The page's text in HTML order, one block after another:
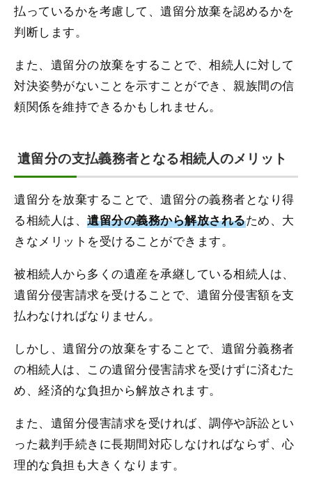
払っているかを考慮して、遺留分放棄を認めるかを
判断します。
また、遺留分の放棄をすることで、相続人に対して
対決姿勢がないことを示すことができ、親族間の信
頼関係を維持できるかもしれません。
遺留分の支払義務者となる相続人のメリット
遺留分を放棄することで、遺留分の義務者となり得
る相続人は、遺留分の義務から解放されるため、大
きなメリットを受けることができます。
被相続人から多くの遺産を承継している相続人は、
遺留分侵害請求を受けることで、遺留分侵害額を支
払わなければなりません。
しかし、遺留分の放棄をすることで、遺留分義務者
の相続人は、この遺留分侵害請求を受けずに済むた
め、経済的な負担から解放されます。
また、遺留分侵害請求を受ければ、調停や訴訟とい
った裁判手続きに長期間対応しなければならず、心
理的な負担も大きくなります。